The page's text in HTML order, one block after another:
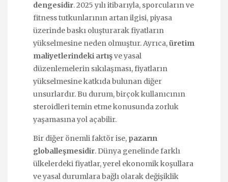
dengesidir. 2025 yılı itibarıyla, sporcuların ve
fitness tutkunlarının artan ilgisi, piyasa
üzerinde baskı oluşturarak fiyatların
yükselmesine neden olmuştur. Ayrıca,üretim
maliyetlerindeki artışve yasal
düzenlemelerin sıkılaşması, fiyatların
yükselmesine katkıda bulunan diğer
unsurlardır. Bu durum, birçok kullanıcının
steroidleri temin etme konusunda zorluk
yaşamasına yol açabilir.
Bir diğer önemli faktör ise, pazarın
globalleşmesidir. Dünya genelinde farklı
ülkelerdeki fiyatlar, yerel ekonomik koşullara
ve yasal durumlara bağlı olarak değişiklik